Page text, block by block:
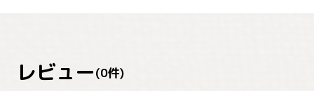
レビュー(0件)